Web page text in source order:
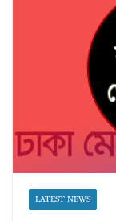
LATEST NEWS